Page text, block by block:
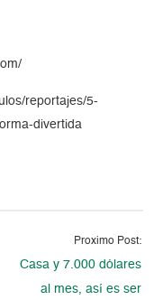
reportajes/5-
divertida
Proximo Post:
Casa y 7.000 dólares
al mes, así es ser